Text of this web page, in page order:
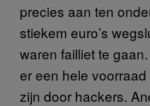
precies aan ten
stiekem euro’s
waren failliet te
er een hele
zijn door hackers.